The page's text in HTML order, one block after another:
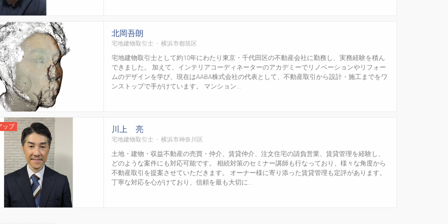
北岡吾朗
宅地建物取引士 - 横浜市都筑区
宅地建物取引士として約10年にわたり東京・千代田区の不動産会社に勤務し、実務経験を積ん
できました。 加えて、インテリアコーディネーターのアカデミーでリノベーションやリフォー
ムのデザインを学び、現在はAABA株式会社の代表として、不動産取引から設計・施工までをワ
ンストップで手がけています。 マンション...
ップ 川上 亮
宅地建物取引士 - 横浜市神奈川区
土地・建物・収益不動産の売買・仲介、賃貸仲介、注文住宅の請負営業、賃貸管理を経験し、
どのような案件にも対応可能です。 相続対策のセミナー講師も行なっており、様々な角度から
不動産取引を提案させていただきます。 オーナー様に寄り添った賃貸管理も定評があります。
丁寧な対応を心がけており、信頼を最も大切に...